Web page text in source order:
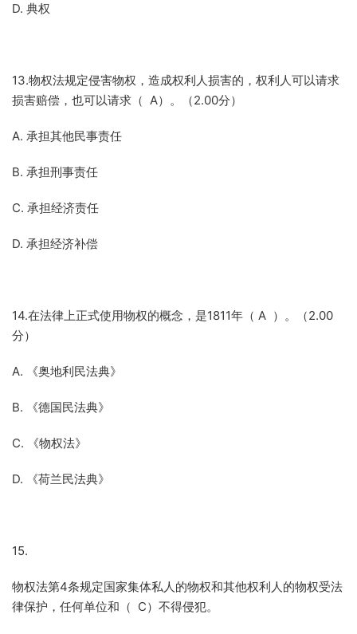
D. 典权
13.物权法规定侵害物权，造成权利人损害的，权利人可以请求
损害赔偿，也可以请求（ A）。（2.00分）
A. 承担其他民事责任
B. 承担刑事责任
C. 承担经济责任
D. 承担经济补偿
14.在法律上正式使用物权的概念，是1811年（ A ）。（2.00
分）
A. 《奥地利民法典》
B. 《德国民法典》
C. 《物权法》
D. 《荷兰民法典》
15.
物权法第4条规定国家集体私人的物权和其他权利人的物权受法
律保护，任何单位和（ C）不得侵犯。